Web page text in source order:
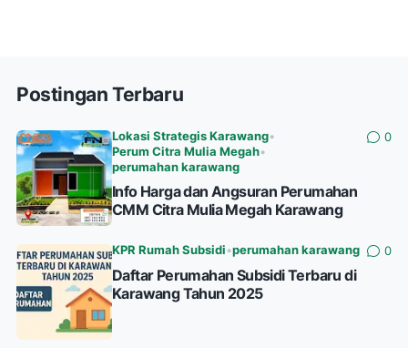
Postingan Terbaru
Lokasi Strategis Karawang•
Perum Citra Mulia Megah•
perumahan karawang
0
Info Harga dan Angsuran Perumahan
CMM Citra Mulia Megah Karawang
KPR Rumah Subsidi •perumahan karawang 0
Daftar Perumahan Subsidi Terbaru di
Karawang Tahun 2025